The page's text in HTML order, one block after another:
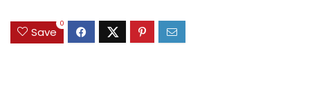
Save
0